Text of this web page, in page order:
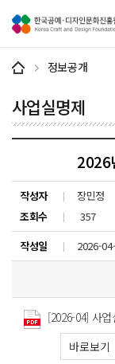
정보공개
사업실명제
2026
작성자
장민정
조회수
357
작성일
2026-
[2026-04] 사
바로보기